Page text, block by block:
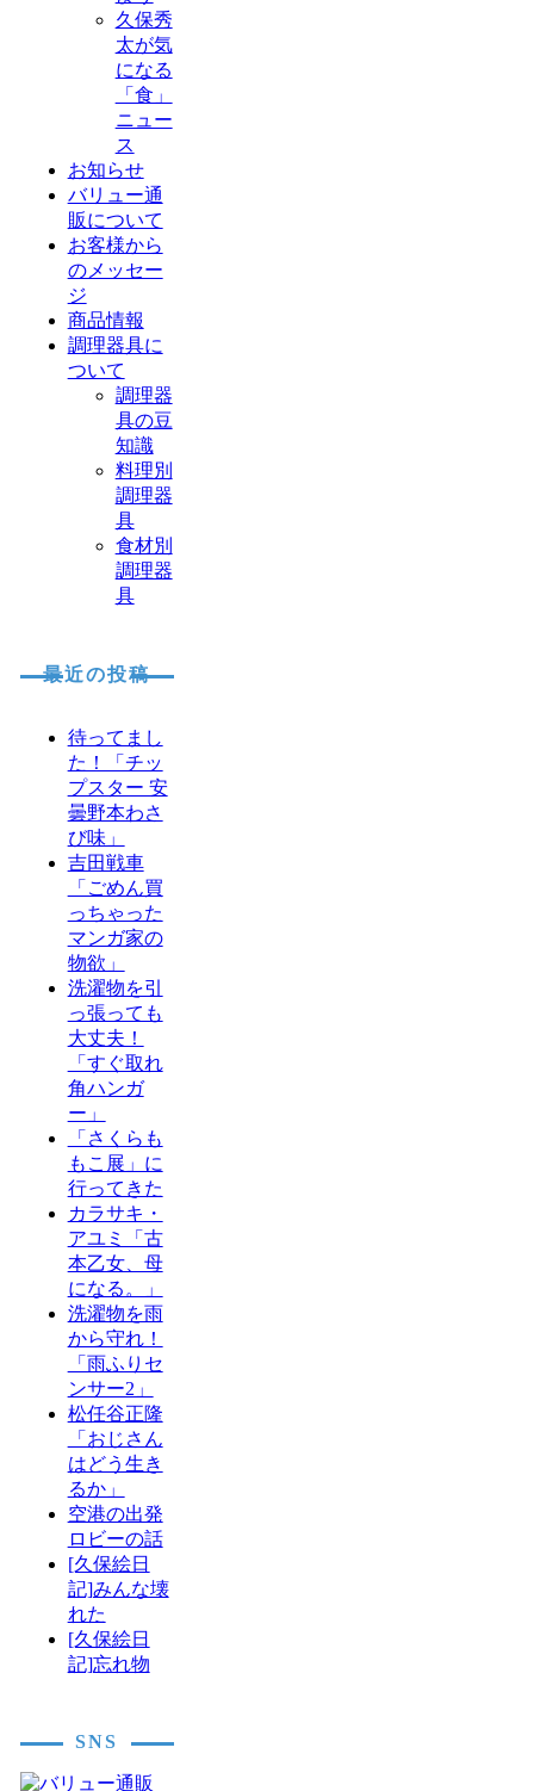
久保秀
太が気
になる
「食」
ニュー
ス
お知らせ
バリュー通
販について
お客様から
のメッセー
ジ
商品情報
調理器具に
ついて
調理器
具の豆
知識
料理別
調理器
具
食材別
調理器
具
最近の投稿
待ってまし
た！「チッ
プスター 安
曇野本わさ
び味」
吉田戦車
「ごめん買
っちゃった
マンガ家の
物欲」
洗濯物を引
っ張っても
大丈夫！
「すぐ取れ
角ハンガ
ー」
「さくらも
もこ展」に
行ってきた
カラサキ・
アユミ「古
本乙女、母
になる。」
洗濯物を雨
から守れ！
「雨ふりセ
ンサー2」
松任谷正隆
「おじさん
はどう生き
るか」
空港の出発
ロビーの話
[久保絵日
記]みんな壊
れた
[久保絵日
記]忘れ物
SNS